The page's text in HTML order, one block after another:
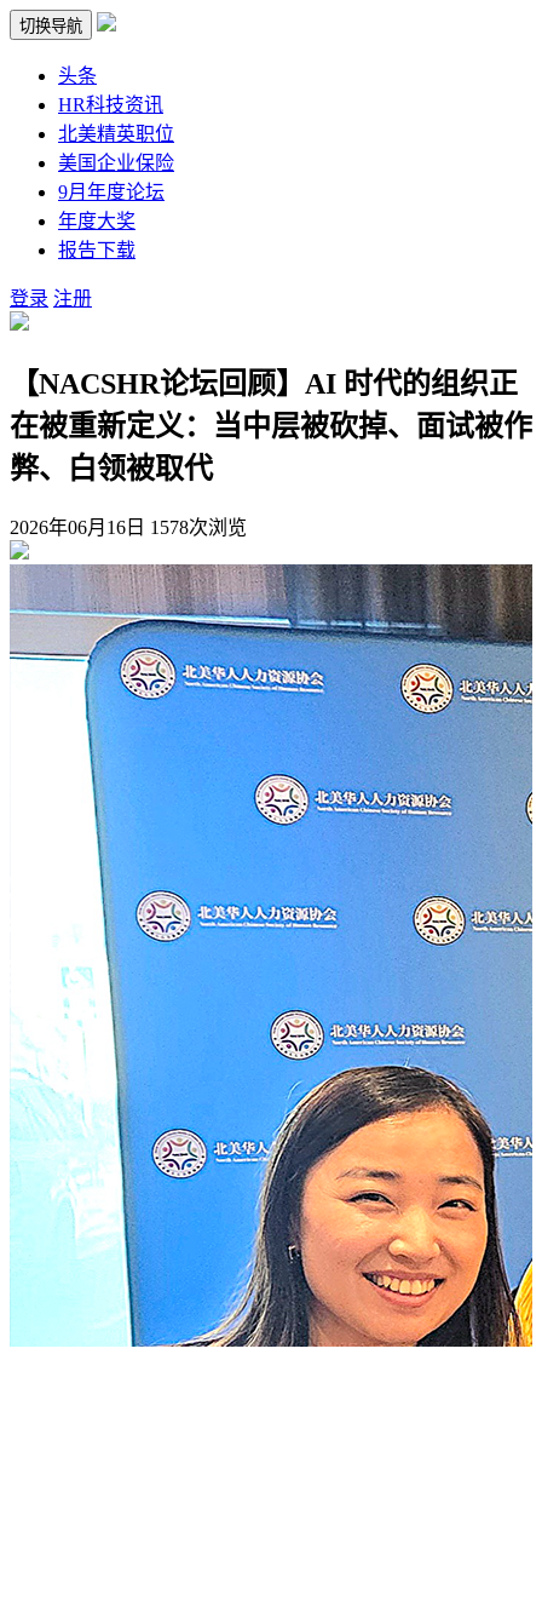
切换导航
头条
HR科技资讯
北美精英职位
美国企业保险
9月年度论坛
年度大奖
报告下载
登录 注册
【NACSHR论坛回顾】AI 时代的组织正
在被重新定义：当中层被砍掉、面试被作
弊、白领被取代
2026年06月16日 1578次浏览